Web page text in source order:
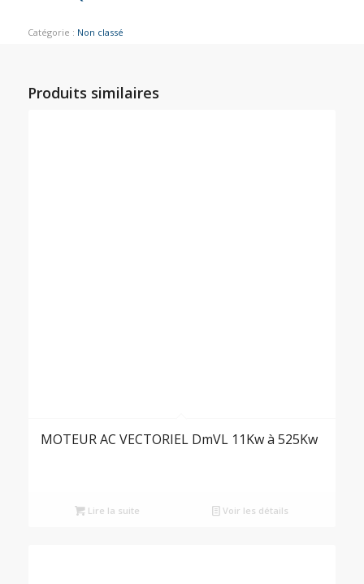
Catégorie : Non classé
Produits similaires
MOTEUR AC VECTORIEL DmVL 11Kw à 525Kw
Lire la suite Voir les détails